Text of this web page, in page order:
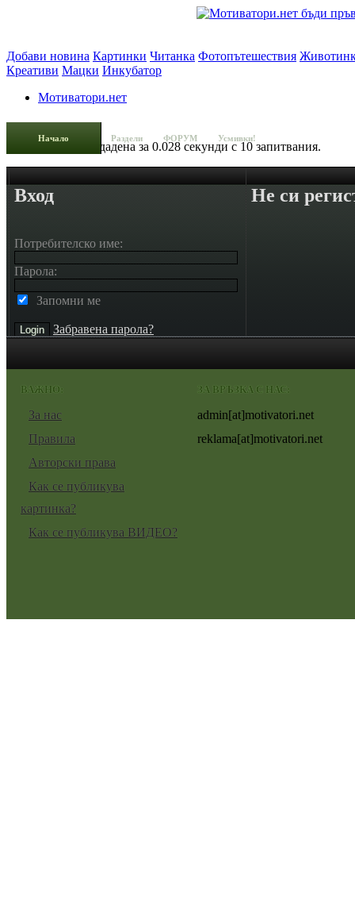
Начало Раздели ФОРУМ Усмивки!
Добави новина Картинки Читанка Фотопътешествия
Креативи Мацки Инкубатор
Мотиватори.нет
Страницата е създадена за 0.028 секунди с 10 запитвания.
Вход
Потребителско име:
Парола:
Запомни ме
Забравена парола?
Не си
ВАЖНО:
За нас
Правила
Авторски права
Как се публикува
картинка?
Как се публикува ВИДЕО?
ЗА ВРЪЗКА С НАС:
admin[at]motivatori.net
reklama[at]motivatori.net